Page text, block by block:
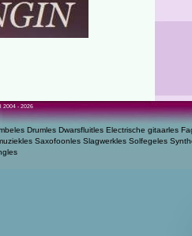
2004 - 2026
Drumles Dwarsfluitles Electrische gitaarles
Saxofoonles Slagwerkles Solfegeles